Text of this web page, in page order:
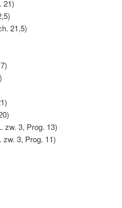
21)
21,5)
zw. 3, Prog. 13)
3, Prog. 11)